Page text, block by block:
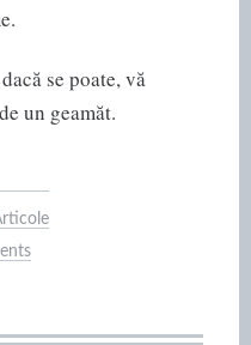
se poate, vă
un geamăt.